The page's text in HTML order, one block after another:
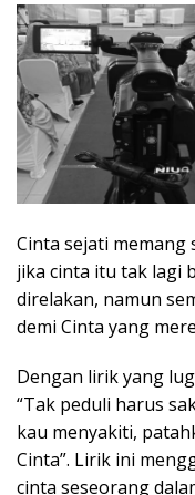
Cinta sejati
jika cinta itu tak lagi
direlakan, namun
demi Cinta yang
Dengan lirik yang
“Tak peduli harus
kau menyakiti,
Cinta”. Lirik ini
cinta seseorang